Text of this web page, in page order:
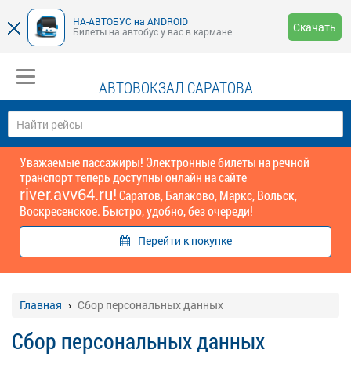
НА-АВТОБУС на ANDROID
Билеты на автобус у вас в кармане
Скачать
АВТОВОКЗАЛ САРАТОВА
Уважаемые пассажиры! Электронные билеты на речной
транспорт теперь доступны онлайн на сайте
river.avv64.ru!Саратов, Балаково, Маркс, Вольск,
Воскресенское. Быстро, удобно, без очереди!
Перейти к покупке
Главная Сбор персональных данных
Сбор персональных данных